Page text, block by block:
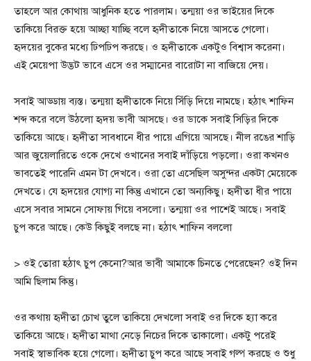
তাহলে আর কোথায় আধুনিক হতে পারলাম। তন্ময়া ওর ভাইয়ের দিকে
তাকিয়ে বিরক্ত হয়ে আচ্ছা যাচ্ছি বলে হৃদীতাকে নিয়ে আসতে গেলো।
হৃদয়ের বুকের মধ্যে ঢিপঢিপ করছে। ও হৃদীতাকে একটুও বিশ্বাস করেনা।
এই মেয়েপা উদ্ভট ভাবে এসে ওর সম্মানের বারোটা না বাজিয়ে দেয়।
সবাই আড্ডায় ব্যস্ত। তন্ময়া হৃদীতাকে নিয়ে সিঁড়ি দিয়ে নামছে। হঠাৎ শাফিন
শব্দ করে বলে উঠলো হৃদয় ভাবী আসছে। ওর ডাকে সবাই সিড়ির দিকে
তাকিয়ে আছে। হৃদীতা সাবধানে ধীর পায়ে এগিয়ে আসছে। নীল রঙের শাড়ি
আর জুয়েলারিতে ওকে দেখে ওখানের সবাই দাঁড়িয়ে পড়লো। ওরা কখনও
ভাবতেই পারেনি এমন টা দেখবে। ওরা তো এসেছিল অসুন্দর একটা মেয়েকে
দেখতে। যে হৃদয়ের যোগ্য না কিন্তু এখানে তো অন্যকিছু। হৃদীতা ধীর পায়ে
এসে সবার সামনে সোফায় গিয়ে বসলো। তন্ময়া ওর পাশেই আছে। সবাই
চুপ করে আছে। কেউ কিছুই বলছে না। হঠাৎ শাফিন বললো
> ওই তোরা হঠাৎ চুপ কেনো?আর ভাবী আমাকে চিনতে পেরেছেন? ওই দিন
আমি ছিলাম কিন্তু।
ওর কথায় হৃদীতা চোখ তুলে তাকিয়ে দেখলো সবাই ওর দিকে হ্যা করে
তাকিয়ে আছে। হৃদীতা মাথা নেড়ে নিচের দিকে তাকালো। একটু পরেই
সবাই স্বাভাবিক হয়ে গেলো। হৃদীতা চুপ করে আছে সবাই গল্প করছে ও শুধু